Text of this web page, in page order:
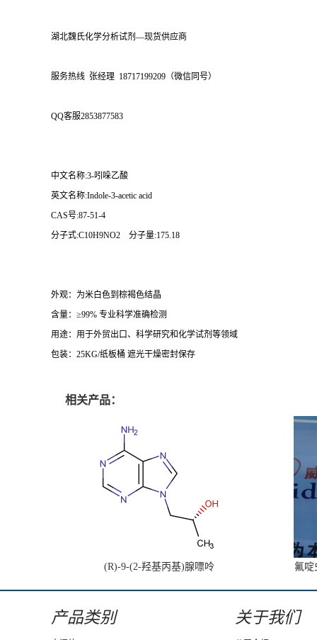
湖北魏氏化学分析试剂—现货供应商
服务热线 张经理 18717199209（微信同号）
QQ客服2853877583
中文名称:3-吲哚乙酸
英文名称:Indole-3-acetic acid
CAS号:87-51-4
分子式:C10H9NO2 分子量:175.18
外观：为米白色到棕褐色结晶
含量：≥99% 专业科学准确检测
用途：用于外贸出口、科学研究和化学试剂等领域
包装：25KG/纸板桶 遮光干燥密封保存
相关产品：
(R)-9-(2-羟基丙基)腺嘌呤 氟啶
产品类别 关于我们